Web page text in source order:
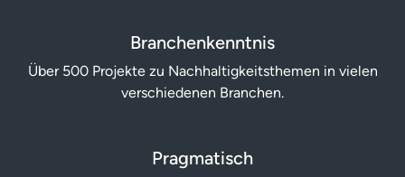
Branchenkenntnis
Über 500 Projekte zu Nach­haltigkeits­themen in vielen
verschiedenen Branchen.
Pragmatisch